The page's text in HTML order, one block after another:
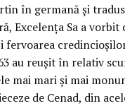
în germană şi
Excelenţa Sa a vorbit
fervoarea
au reuşit în relativ
mai mari şi mai
de Cenad, din